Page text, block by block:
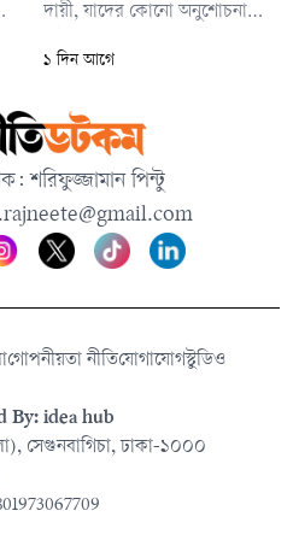
দায়ী, যাদের কোনো অনুশোচনা
ক্ষমা প্রার্থনা করে নাই, তাদের
কখনো গ্রহণ করবে না।’
১ দিন আগে
শরিফুজ্জামান পিন্টু
গোপনীয়তা নীতিযোগাযোগস্টুডিও
By: idea hub
সেগুনবাগিচা, ঢাকা-১০০০